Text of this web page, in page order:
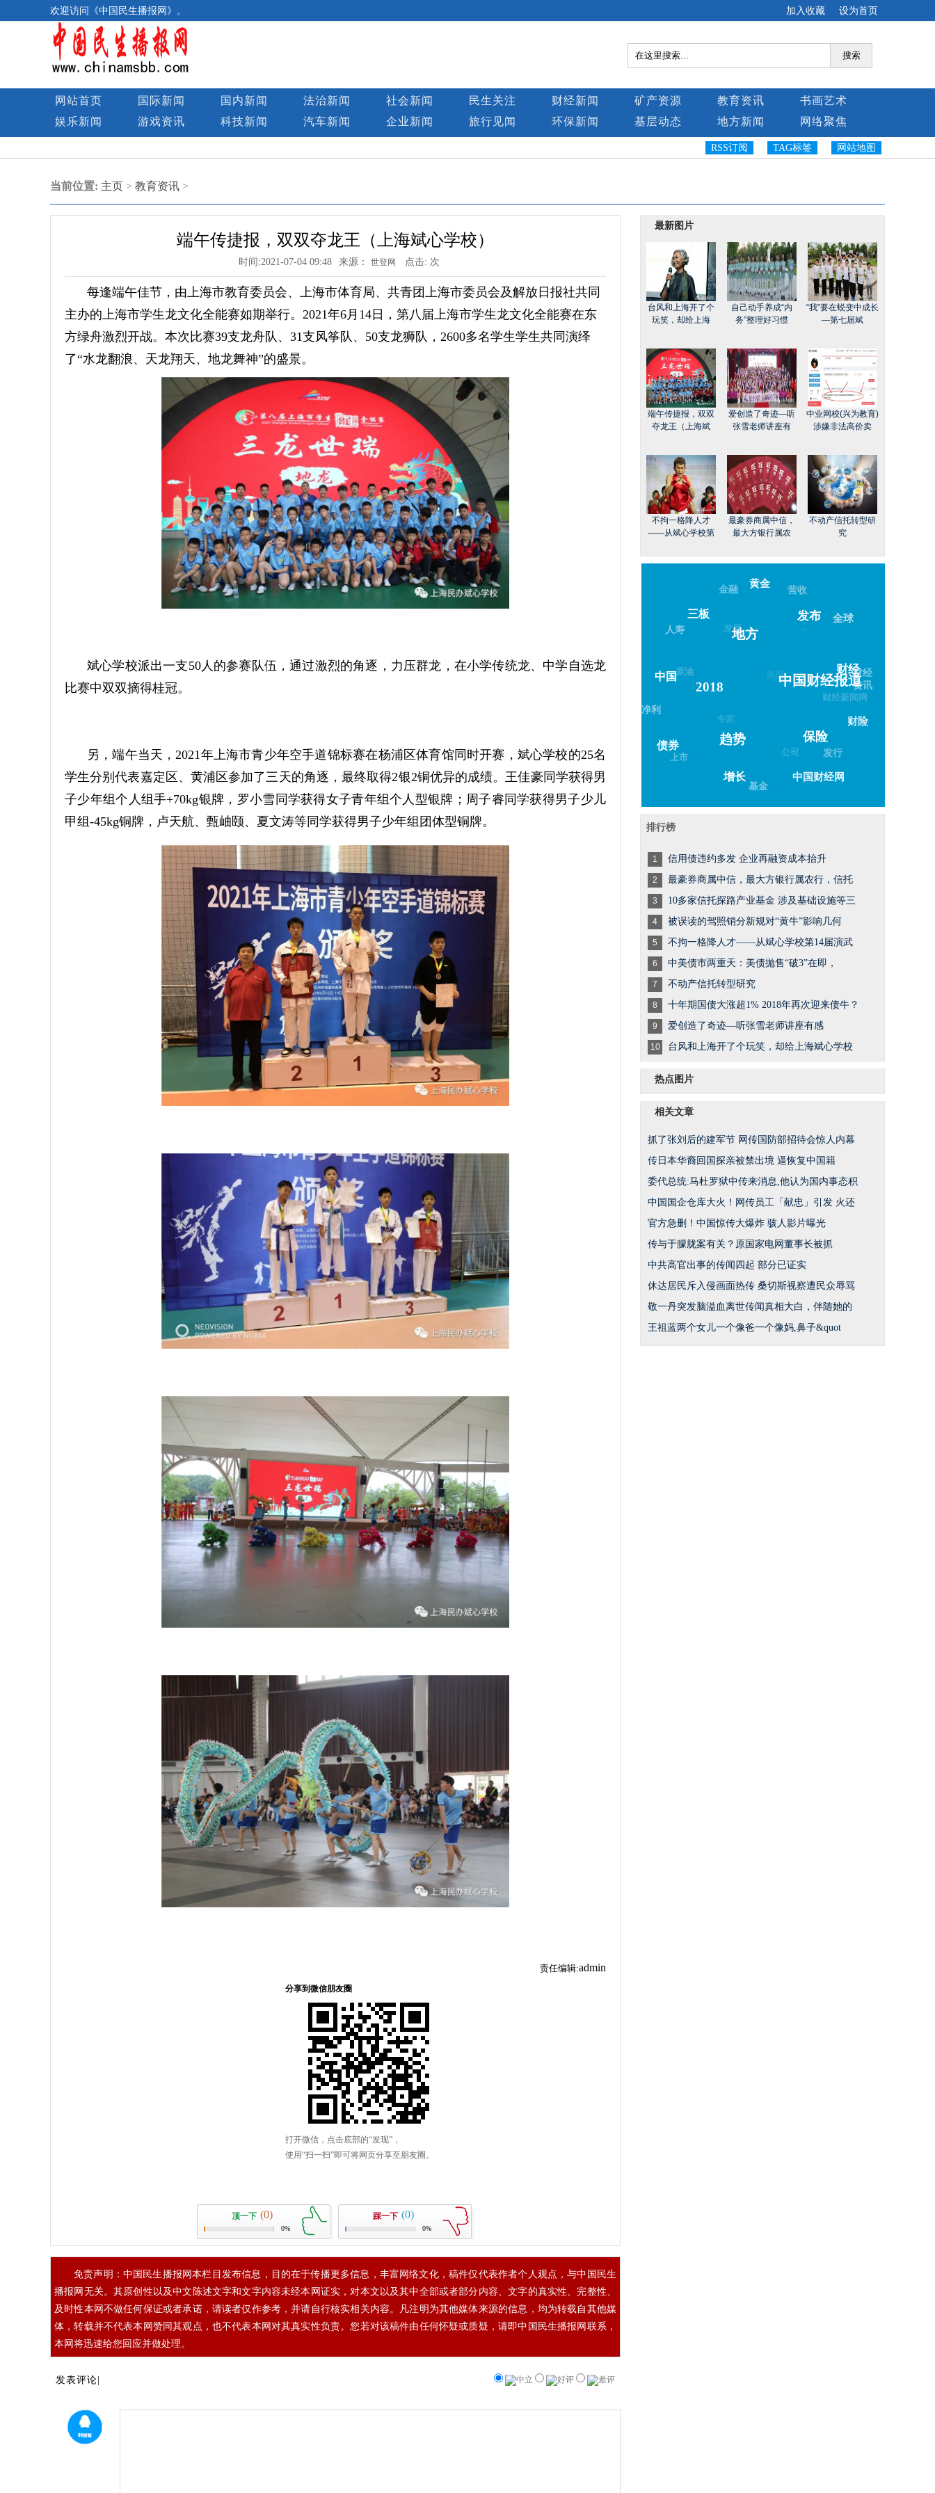
设为首页
加入收藏
欢迎访问《中国民生播报网》。
搜索
网站首页 国际新闻 国内新闻 法治新闻 社会新闻 民生关注 财经新闻 矿产资源 教育资讯
书画艺术
娱乐新闻
游戏资讯 科技新闻 汽车新闻 企业新闻 旅行见闻 环保新闻 基层动态 地方新闻
网络聚焦
网站地图
TAG标签
RSS订阅
当前位置: 主页 > 教育资讯 >
端午传捷报，双双夺龙王（上海斌心学校）
时间:2021-07-04 09:48 来源： 世登网 点击: 次
每逢端午佳节，由上海市教育委员会、上海市体育局、共青团上海市委员会及解放日报社共同
主办的上海市学生龙文化全能赛如期举行。2021年6月14日，第八届上海市学生龙文化全能赛在东
方绿舟激烈开战。本次比赛39支龙舟队、31支风筝队、50支龙狮队，2600多名学生学生共同演绎
了“水龙翻浪、天龙翔天、地龙舞神”的盛景。
斌心学校派出一支50人的参赛队伍，通过激烈的角逐，力压群龙，在小学传统龙、中学自选龙
比赛中双双摘得桂冠。
另，端午当天，2021年上海市青少年空手道锦标赛在杨浦区体育馆同时开赛，斌心学校的25名
学生分别代表嘉定区、黄浦区参加了三天的角逐，最终取得2银2铜优异的成绩。王佳豪同学获得男
子少年组个人组手+70kg银牌，罗小雪同学获得女子青年组个人型银牌；周子睿同学获得男子少儿
甲组-45kg铜牌，卢天航、甄岫颐、夏文涛等同学获得男子少年组团体型铜牌。
责任编辑:admin
顶一下 (0)
0%
踩一下 (0)
0%
免责声明：中国民生播报网本栏目发布信息，目的在于传播更多信息，丰富网络文化，稿件仅代表作者个人观点，与中国民生
播报网无关。其原创性以及中文陈述文字和文字内容未经本网证实，对本文以及其中全部或者部分内容、文字的真实性、完整性、
及时性本网不做任何保证或者承诺，请读者仅作参考，并请自行核实相关内容。凡注明为其他媒体来源的信息，均为转载自其他媒
体，转载并不代表本网赞同其观点，也不代表本网对其真实性负责。您若对该稿件由任何怀疑或质疑，请即中国民生播报网联系，
本网将迅速给您回应并做处理。
发表评论| 中立 好评 差评
最新图片
台风和上海开了个
玩笑，却给上海
自己动手养成“内
务”整理好习惯
“我”要在蜕变中成长
—第七届斌
端午传捷报，双双
夺龙王（上海斌
爱创造了奇迹—听
张雪老师讲座有
中业网校(兴为教育)
涉嫌非法高价卖
不拘一格降人才
——从斌心学校第
最豪券商属中信，
最大方银行属农
不动产信托转型研
究
债券
增长
趋势
2018
中国
净利
上市
基金
中国财经网
保险
中国财经报道
地方
三板
人寿
原油
专家
公司 发行
财险
财经
发布
黄金
金融
发展
财经新闻网
财经
资讯
全球
营收
–
排行榜
1 信用债违约多发 企业再融资成本抬升
2 最豪券商属中信，最大方银行属农行，信托
3 10多家信托探路产业基金 涉及基础设施等三
4 被误读的驾照销分新规对“黄牛”影响几何
5 不拘一格降人才——从斌心学校第14届演武
6 中美债市两重天：美债抛售“破3”在即，
7 不动产信托转型研究
8 十年期国债大涨超1% 2018年再次迎来债牛？
9 爱创造了奇迹—听张雪老师讲座有感
10 台风和上海开了个玩笑，却给上海斌心学校
热点图片
相关文章
抓了张刘后的建军节 网传国防部招待会惊人内幕
传日本华裔回国探亲被禁出境 逼恢复中国籍
委代总统:马杜罗狱中传来消息,他认为国内事态积
中国国企仓库大火！网传员工「献忠」引发 火还
官方急删！中国惊传大爆炸 骇人影片曝光
传与于朦胧案有关？原国家电网董事长被抓
中共高官出事的传闻四起 部分已证实
休达居民斥入侵画面热传 桑切斯视察遭民众辱骂
敬一丹突发脑溢血离世传闻真相大白，伴随她的
王祖蓝两个女儿一个像爸一个像妈,鼻子&quot